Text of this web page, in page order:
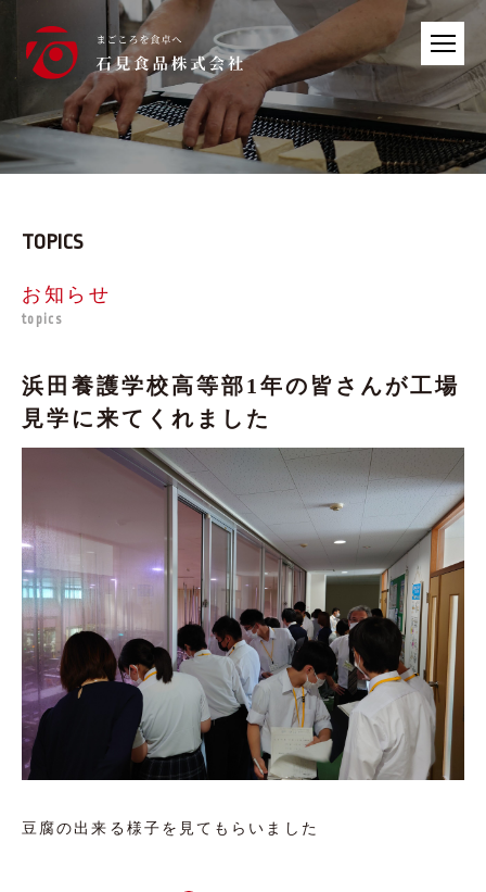
TOPICS
お知らせ
topics
浜田養護学校高等部1年の皆さんが工場
見学に来てくれました
豆腐の出来る様子を見てもらいました